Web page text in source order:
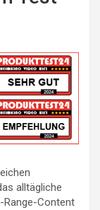
alltägliche
Range-Content